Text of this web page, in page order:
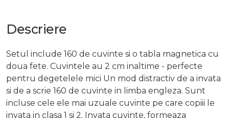
Descriere
Setul include 160 de cuvinte si o tabla magnetica cu
doua fete. Cuvintele au 2 cm inaltime - perfecte
pentru degetelele mici Un mod distractiv de a invata
si de a scrie 160 de cuvinte in limba engleza. Sunt
incluse cele ele mai uzuale cuvinte pe care copiii le
invata in clasa 1 si 2. Invata cuvinte, formeaza